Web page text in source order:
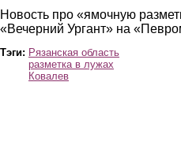
Новость про «ямочную
«Вечерний Ургант» на
Тэги: Рязанская область
разметка в лужах
Ковалев